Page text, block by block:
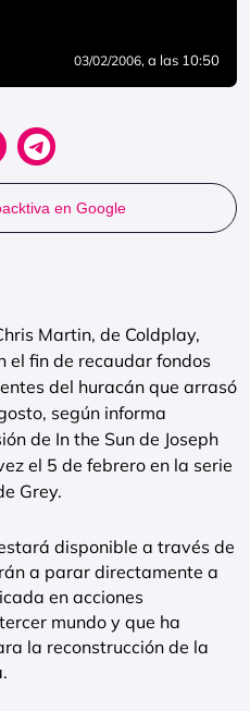
03/02/2006, a las 10:50
en Google
Martin, de Coldplay,
el fin de recaudar fondos
del huracán que arrasó
según informa
de In the Sun de Joseph
el 5 de febrero en la serie
Grey.
disponible a través de
a parar directamente a
en acciones
mundo y que ha
la reconstrucción de la